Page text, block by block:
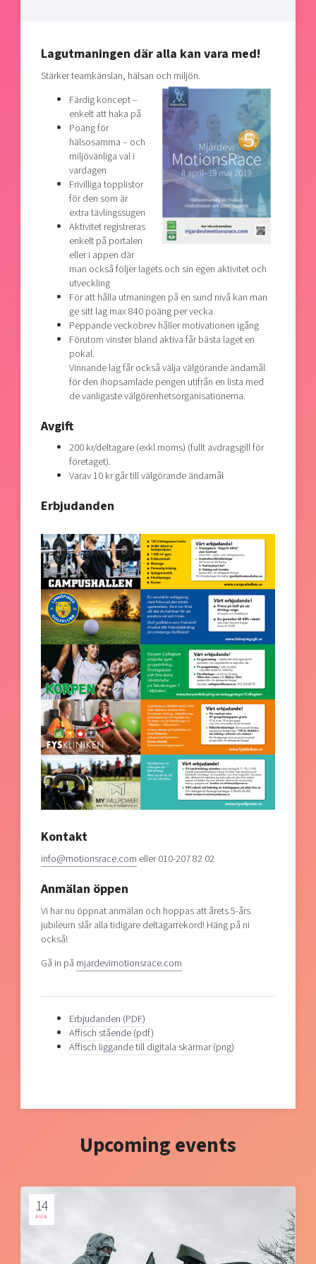
Lagutmaningen där alla kan vara med!
Stärker teamkänslan, hälsan och miljön.
Färdig koncept –
enkelt att haka på
Poäng för
hälsosamma – och
miljövänliga val i
vardagen
Frivilliga topplistor
för den som är
extra tävlingssugen
Aktivitet registreras
enkelt på portalen
eller i appen där
man också följer lagets och sin egen aktivitet och
utveckling
För att hålla utmaningen på en sund nivå kan man
ge sitt lag max 840 poäng per vecka
Peppande veckobrev håller motivationen igång
Förutom vinster bland aktiva får bästa laget en
pokal.
Vinnande lag får också välja välgörande ändamål
för den ihopsamlade pengen utifrån en lista med
de vanligaste välgörenhetsorganisationerna.
Avgift
200 kr/deltagare (exkl moms) (fullt avdragsgill för
företaget).
Varav 10 kr går till välgörande ändamål
Erbjudanden
Kontakt
info@motionsrace.com eller 010-207 82 02
Anmälan öppen
Vi har nu öppnat anmälan och hoppas att årets 5-års
jubileum slår alla tidigare deltagarrekord! Häng på ni
också!
Gå in på mjardevimotionsrace.com
Erbjudanden (PDF)
Affisch stående (pdf)
Affisch liggande till digitala skärmar (png)
Upcoming events
14
AUG